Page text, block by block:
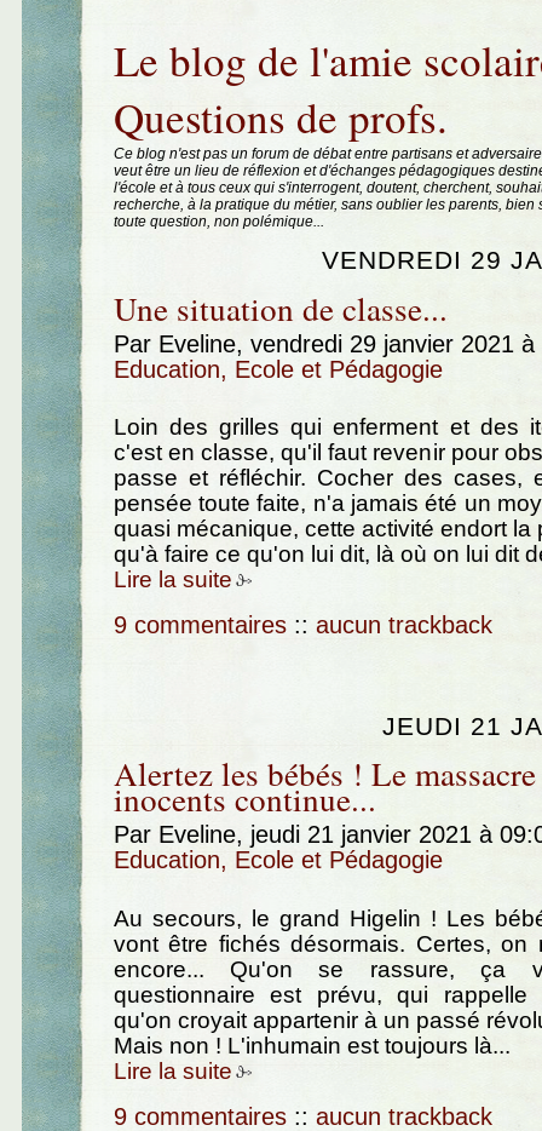
Le blog de l'amie
Questions de profs.
Ce blog n'est pas un forum de débat entre partisans et
veut être un lieu de réflexion et d'échanges pédagogiques
l'école et à tous ceux qui s'interrogent, doutent, cherchent,
recherche, à la pratique du métier, sans oublier les parents, bien
toute question, non polémique...
VENDREDI 29
Une situation de classe...
Par Eveline, vendredi 29 janvier 2021
Education, Ecole et Pédagogie
Loin des grilles qui enferment et des
c'est en classe, qu'il faut revenir pour
passe et réfléchir. Cocher des cases,
pensée toute faite, n'a jamais été un
quasi mécanique, cette activité endort la
qu'à faire ce qu'on lui dit, là où on lui dit
Lire la suite
9 commentaires :: aucun trackback
JEUDI 21
Alertez les bébés ! Le
inocents continue...
Par Eveline, jeudi 21 janvier 2021 à
Education, Ecole et Pédagogie
Au secours, le grand Higelin ! Les
vont être fichés désormais. Certes,
encore... Qu'on se rassure, ça
questionnaire est prévu, qui rappelle
qu'on croyait appartenir à un passé
Mais non ! L'inhumain est toujours là...
Lire la suite
9 commentaires :: aucun trackback